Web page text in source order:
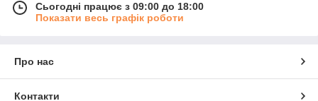
Сьогодні працює з 09:00 до 18:00
Показати весь графік роботи
Про нас
Контакти